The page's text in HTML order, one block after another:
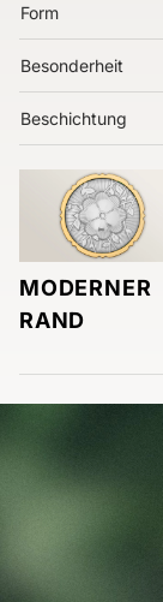
Form
Besonderheit
Beschichtung
MODERNER
RAND